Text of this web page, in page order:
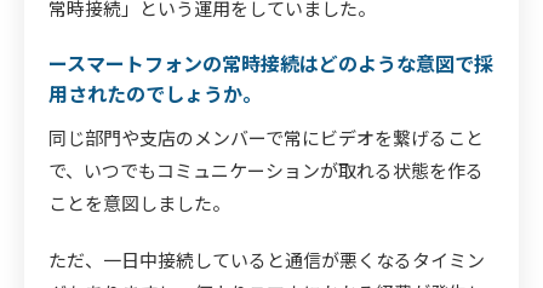
常時接続」という運用をしていました。
ースマートフォンの常時接続はどのような意図で採
用されたのでしょうか。
同じ部門や支店のメンバーで常にビデオを繋げること
で、いつでもコミュニケーションが取れる状態を作る
ことを意図しました。
ただ、一日中接続していると通信が悪くなるタイミン